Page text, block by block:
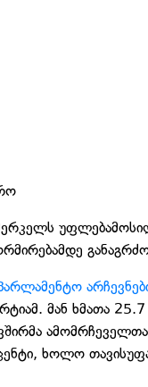
მან ხმათა
ხოლო